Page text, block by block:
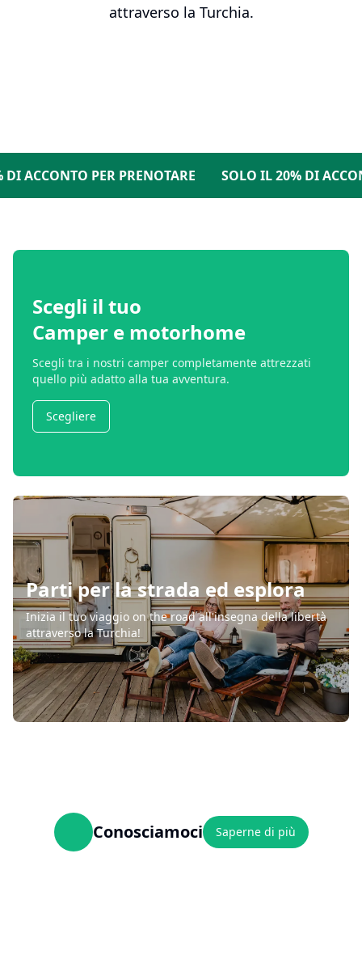
attraverso la Turchia.
PER PRENOTARE SOLO IL 20% DI
Scegli il tuo
Camper e motorhome
Scegli tra i nostri camper completamente attrezzati
quello più adatto alla tua avventura.
Scegliere
Parti per la strada ed esplora
Inizia il tuo viaggio on the road all'insegna della libertà
attraverso la Turchia!
Conosciamoci Saperne di più